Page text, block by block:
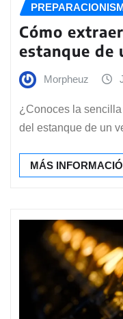
Cómo
estanque de
Morpheuz
¿Conoces la
del estanque de un
MÁS